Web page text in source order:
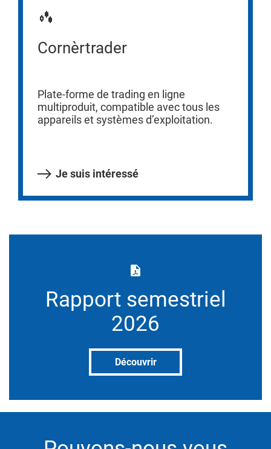
Cornèrtrader
Plate-forme de trading en ligne
multiproduit, compatible avec tous les
appareils et systèmes d’exploitation.
Je suis intéressé
Rapport semestriel
2026
Découvrir